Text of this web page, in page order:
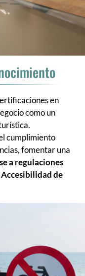
en
como un
cumplimiento
fomentar una
a regulaciones
de